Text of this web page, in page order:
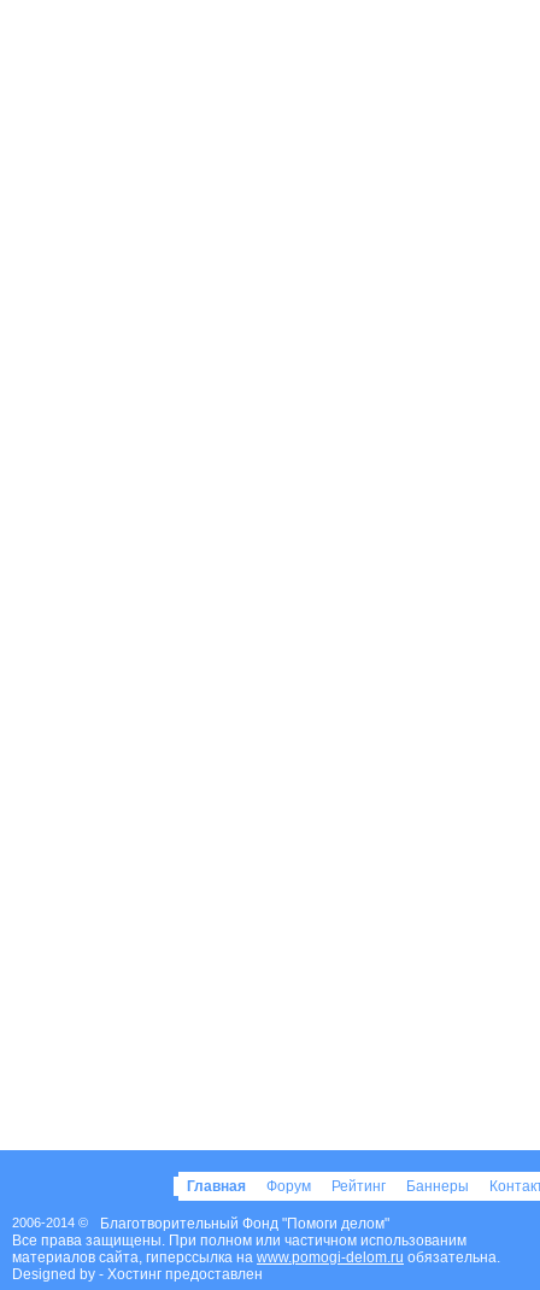
Главная Форум Рейтинг Баннеры
2006-2014 ©
Благотворительный Фонд "Помоги делом"
Все права защищены. При полном или частичном использованим
материалов сайта, гиперссылка на www.pomogi-delom.ru обязательна.
Designed by - Хостинг предоставлен